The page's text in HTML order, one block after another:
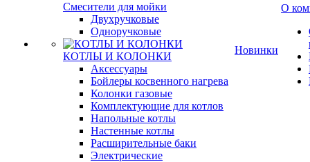
Смесители для мойки
Двухручковые
Одноручковые
КОТЛЫ И КОЛОНКИ
Аксессуары
Бойлеры косвенного нагрева
Колонки газовые
Комплектующие для котлов
Напольные котлы
Настенные котлы
Расширительные баки
Электрические
Новинки
О